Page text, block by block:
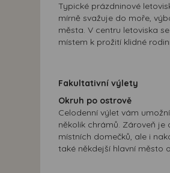
Typické prázdninové
mírně svažuje do moře,
města. V centru letoviska
místem k prožití klidné
Fakultativní výlety
Okruh po ostrově
Celodenní výlet vám
několik chrámů. Zároveň
místních domečků, ale i
také někdejší hlavní město